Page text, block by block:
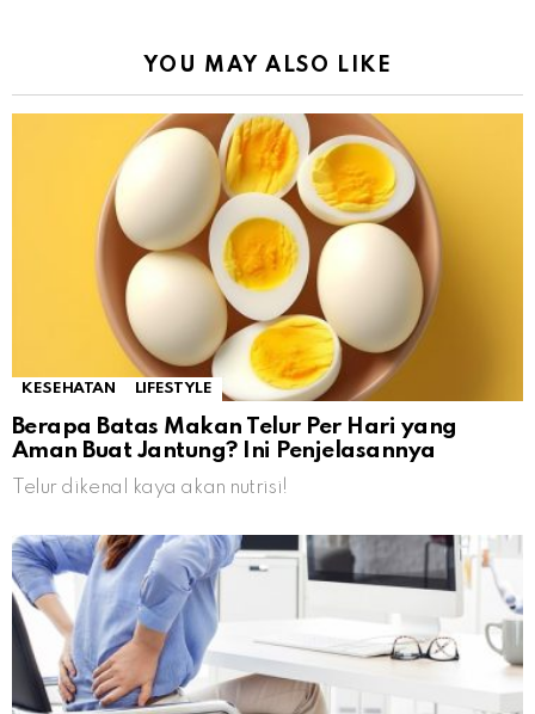
YOU MAY ALSO LIKE
KESEHATAN LIFESTYLE
Berapa Batas Makan Telur Per Hari yang
Aman Buat Jantung? Ini Penjelasannya
Telur dikenal kaya akan nutrisi!